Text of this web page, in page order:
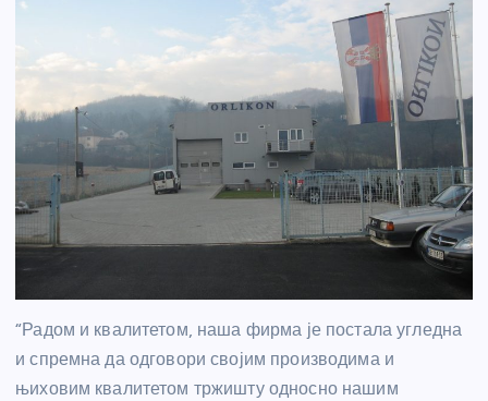
“Радом и квалитетом, наша фирма је постала угледна
и спремна да одговори својим производима и
њиховим квалитетом тржишту односно нашим